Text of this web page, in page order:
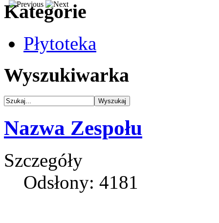
Kategorie
Płytoteka
Wyszukiwarka
Nazwa Zespołu
Szczegóły
Odsłony: 4181